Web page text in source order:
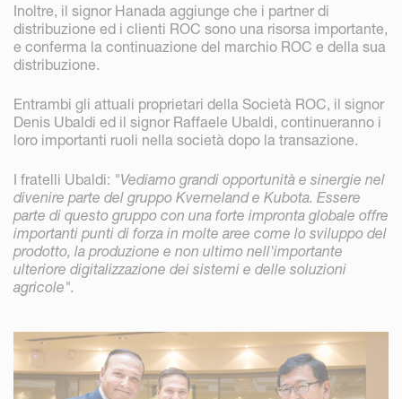
Inoltre, il signor Hanada aggiunge che i partner di
distribuzione ed i clienti ROC sono una risorsa importante,
e conferma la continuazione del marchio ROC e della sua
distribuzione.
Entrambi gli attuali proprietari della Società ROC, il signor
Denis Ubaldi ed il signor Raffaele Ubaldi, continueranno i
loro importanti ruoli nella società dopo la transazione.
I fratelli Ubaldi: "Vediamo grandi opportunità e sinergie nel
divenire parte del gruppo Kverneland e Kubota. Essere
parte di questo gruppo con una forte impronta globale offre
importanti punti di forza in molte aree come lo sviluppo del
prodotto, la produzione e non ultimo nell'importante
ulteriore digitalizzazione dei sistemi e delle soluzioni
agricole".